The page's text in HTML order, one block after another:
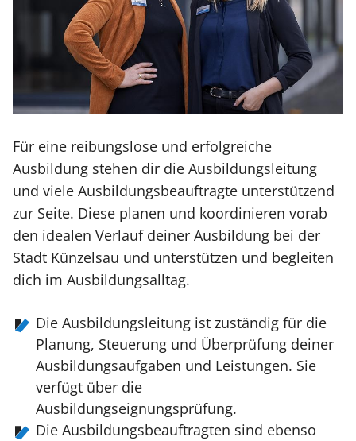
Für eine reibungslose und erfolgreiche
Ausbildung stehen dir die Ausbildungsleitung
und viele Ausbildungsbeauftragte unterstützend
zur Seite. Diese planen und koordinieren vorab
den idealen Verlauf deiner Ausbildung bei der
Stadt Künzelsau und unterstützen und begleiten
dich im Ausbildungsalltag.
Die Ausbildungsleitung ist zuständig für die
Planung, Steuerung und Überprüfung deiner
Ausbildungsaufgaben und Leistungen. Sie
verfügt über die
Ausbildungseignungsprüfung.
Die Ausbildungsbeauftragten sind ebenso